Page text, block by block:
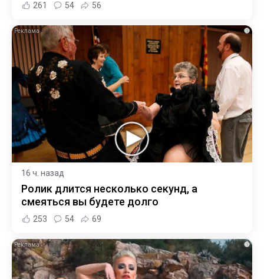
261 54 56
i
16 ч. назад
Ролик длится несколько секунд, а
смеяться вы будете долго
253 54 69
i